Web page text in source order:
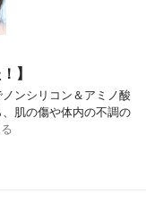
】
ンシリコン＆アミノ酸
肌の傷や体内の不調の